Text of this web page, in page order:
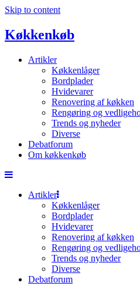
Skip to content
Køkkenkøb
Artikler
Køkkenlåger
Bordplader
Hvidevarer
Renovering af køkken
Rengøring og
Trends og nyheder
Diverse
Debatforum
Om køkkenkøb
Artikler
Køkkenlåger
Bordplader
Hvidevarer
Renovering af køkken
Rengøring og
Trends og nyheder
Diverse
Debatforum